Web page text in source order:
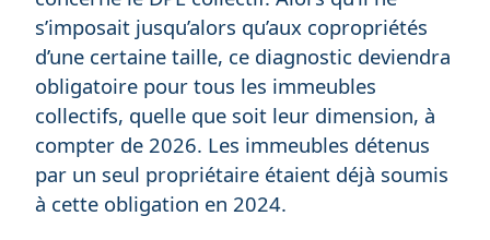
s’imposait jusqu’alors qu’aux copropriétés
d’une certaine taille, ce diagnostic deviendra
obligatoire pour tous les immeubles
collectifs, quelle que soit leur dimension, à
compter de 2026. Les immeubles détenus
par un seul propriétaire étaient déjà soumis
à cette obligation en 2024.